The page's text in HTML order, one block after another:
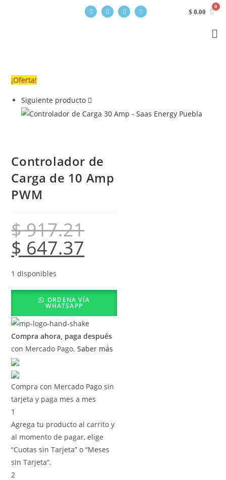
$ 0.00
¡Oferta!
Siguiente producto
Controlador de
Carga de 10 Amp
PWM
$917.21
$ 647.37
1 disponibles
ORDENA VÍA
WHATSAPP
Compra ahora, paga después
con Mercado Pago. Saber más
Compra con Mercado Pago sin
tarjeta y paga mes a mes
1
Agrega tu producto al carrito y
al momento de pagar, elige
“Cuotas sin Tarjeta” o “Meses
sin Tarjeta”.
2